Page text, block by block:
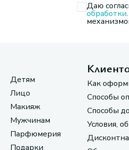
Даю
обработки
Детям
Лицо
Макияж
Мужчинам
Парфюмерия
Подарки
Как
Способы
Способы
Условия,